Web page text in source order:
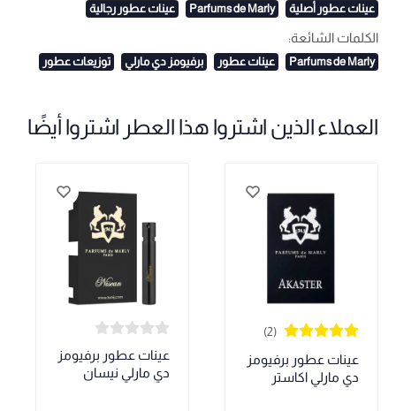
عينات عطور أصلية Parfums de Marly عينات عطور رجالية
الكلمات الشائعة:
Parfums de Marly عينات عطور برفيومز دي مارلي توزيعات عطور
العملاء الذين اشتروا هذا العطر اشتروا أيضًا
(2)
عينات عطور برفيومز
دي مارلي اكاستر
عينات عطور برفيومز
دي مارلي نيسان